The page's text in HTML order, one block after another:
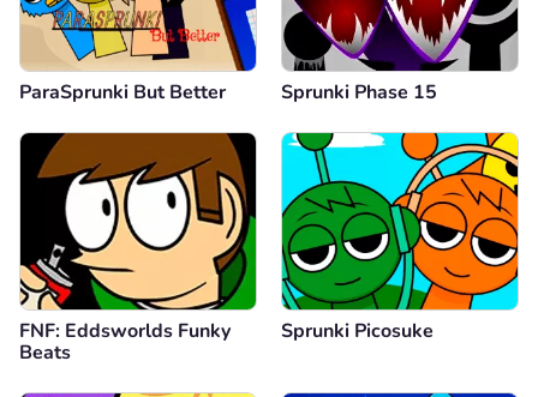
ParaSprunki But Better Sprunki Phase 15
FNF: Eddsworlds Funky
Beats
Sprunki Picosuke